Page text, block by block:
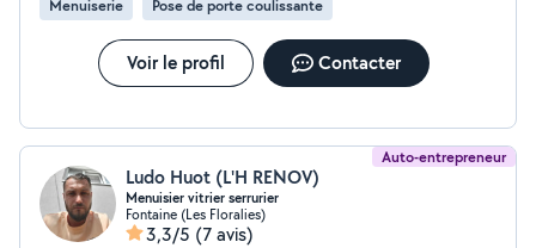
Menuiserie Pose de porte coulissante
Voir le profil Contacter
Auto-entrepreneur
Ludo Huot (L'H RENOV)
Menuisier vitrier serrurier
Fontaine (Les Floralies)
3,3/5 (7 avis)